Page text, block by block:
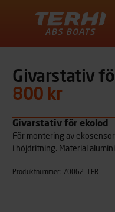
Givarstativ
800 kr
Givarstativ för ekolod
För montering av
i höjdritning. Material
Produktnummer: 70062-TER